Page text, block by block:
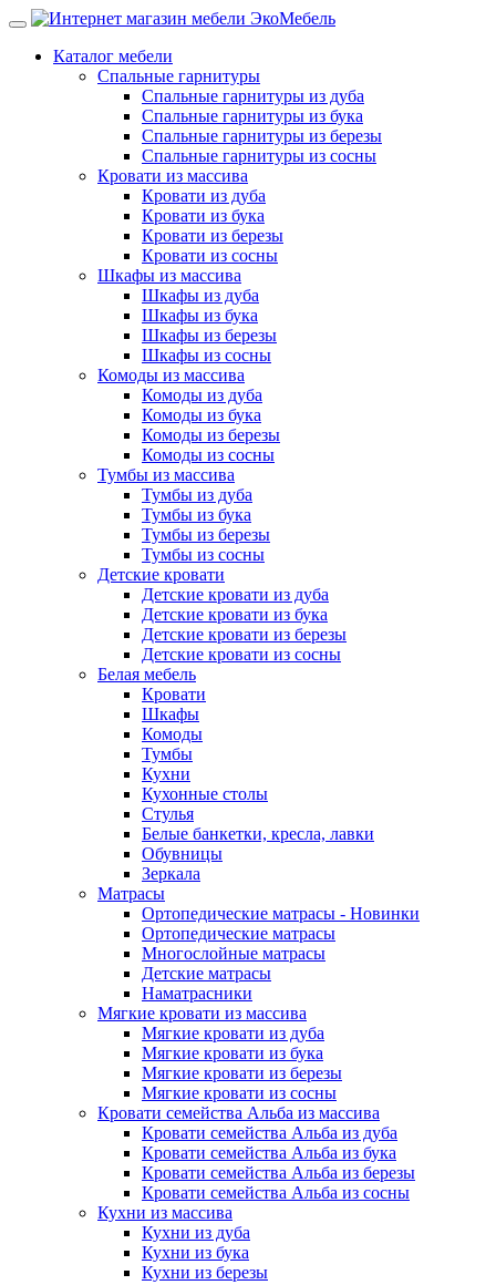
Каталог мебели
Спальные гарнитуры
Спальные гарнитуры из дуба
Спальные гарнитуры из бука
Спальные гарнитуры из березы
Спальные гарнитуры из сосны
Кровати из массива
Кровати из дуба
Кровати из бука
Кровати из березы
Кровати из сосны
Шкафы из массива
Шкафы из дуба
Шкафы из бука
Шкафы из березы
Шкафы из сосны
Комоды из массива
Комоды из дуба
Комоды из бука
Комоды из березы
Комоды из сосны
Тумбы из массива
Тумбы из дуба
Тумбы из бука
Тумбы из березы
Тумбы из сосны
Детские кровати
Детские кровати из дуба
Детские кровати из бука
Детские кровати из березы
Детские кровати из сосны
Белая мебель
Кровати
Шкафы
Комоды
Тумбы
Кухни
Кухонные столы
Стулья
Белые банкетки, кресла, лавки
Обувницы
Зеркала
Матрасы
Ортопедические матрасы - Новинки
Ортопедические матрасы
Многослойные матрасы
Детские матрасы
Наматрасники
Мягкие кровати из массива
Мягкие кровати из дуба
Мягкие кровати из бука
Мягкие кровати из березы
Мягкие кровати из сосны
Кровати семейства Альба из массива
Кровати семейства Альба из дуба
Кровати семейства Альба из бука
Кровати семейства Альба из березы
Кровати семейства Альба из сосны
Кухни из массива
Кухни из дуба
Кухни из бука
Кухни из березы